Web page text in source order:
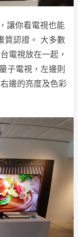
讓你看電視也能
質認證。 大多數
電視放在一起，
子電視，左邊則
邊的亮度及色彩